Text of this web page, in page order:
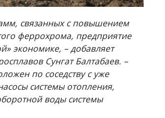
связанных с повышением
феррохрома, предприятие
экономике, – добавляет
Сунгат Балтабаев. –
по соседству с уже
системы отопления,
воды системы